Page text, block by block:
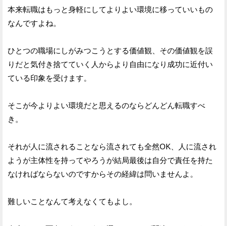
本来転職はもっと身軽にしてよりよい環境に移っていいもの
なんですよね。
ひとつの職場にしがみつこうとする価値観、その価値観を誤
りだと気付き捨てていく人からより自由になり成功に近付い
ている印象を受けます。
そこが今よりよい環境だと思えるのならどんどん転職すべ
き。
それが人に流されることなら流されても全然OK、人に流され
ようが主体性を持ってやろうが結局最後は自分で責任を持た
なければならないのですからその経緯は問いませんよ。
難しいことなんて考えなくてもよし。